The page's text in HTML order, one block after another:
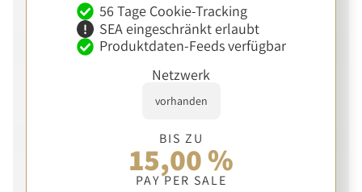
56 Tage Cookie-Tracking
SEA eingeschränkt erlaubt
Produktdaten-Feeds verfügbar
Netzwerk
vorhanden
BIS ZU
15,00 %
PAY PER SALE